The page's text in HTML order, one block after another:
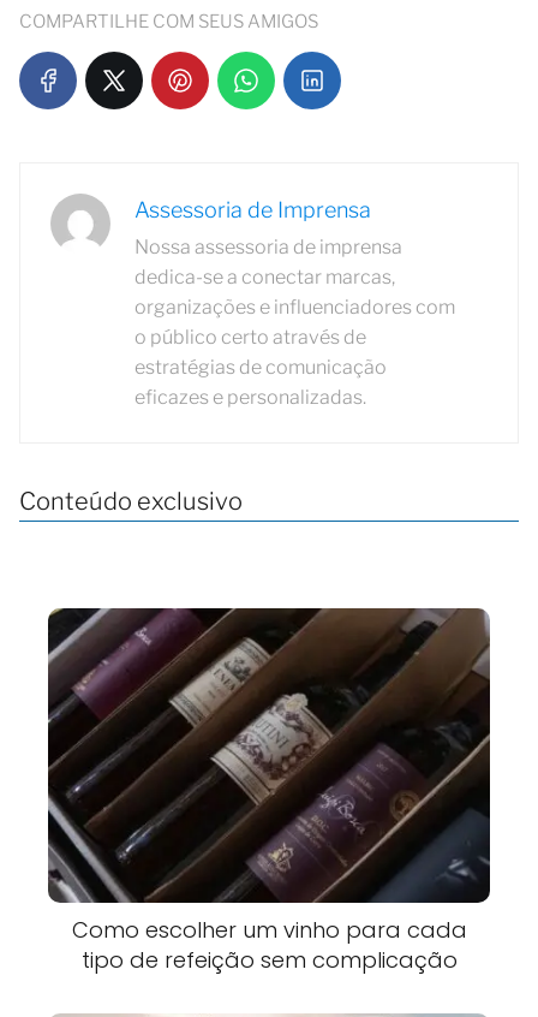
COMPARTILHE COM SEUS AMIGOS
Assessoria de Imprensa
Nossa assessoria de imprensa
dedica-se a conectar marcas,
organizações e influenciadores com
o público certo através de
estratégias de comunicação
eficazes e personalizadas.
Conteúdo exclusivo
Como escolher um vinho para cada
tipo de refeição sem complicação